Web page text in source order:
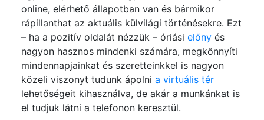
online, elérhető állapotban van és bármikor
rápillanthat az aktuális külvilági történésekre. Ezt
– ha a pozitív oldalát nézzük – óriási előny és
nagyon hasznos mindenki számára, megkönnyíti
mindennapjainkat és szeretteinkkel is nagyon
közeli viszonyt tudunk ápolni a virtuális tér
lehetőségeit kihasználva, de akár a munkánkat is
el tudjuk látni a telefonon keresztül.